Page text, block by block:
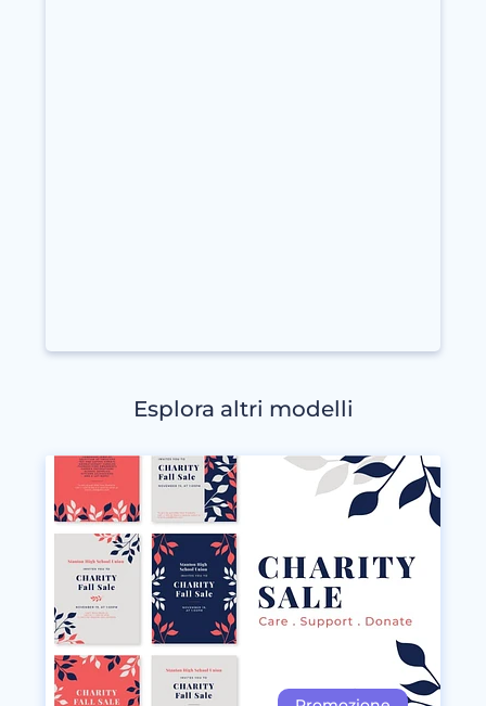
Esplora altri modelli